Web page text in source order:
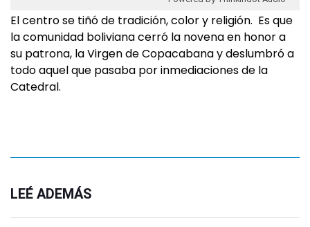
El centro se tiñó de tradición, color y religión. Es que
la comunidad boliviana cerró la novena en honor a
su patrona, la Virgen de Copacabana y deslumbró a
todo aquel que pasaba por inmediaciones de la
Catedral.
LEÉ ADEMÁS